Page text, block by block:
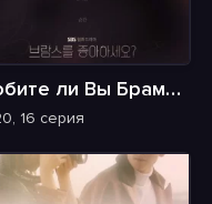
Любите ли Вы Брамса?
16 серия